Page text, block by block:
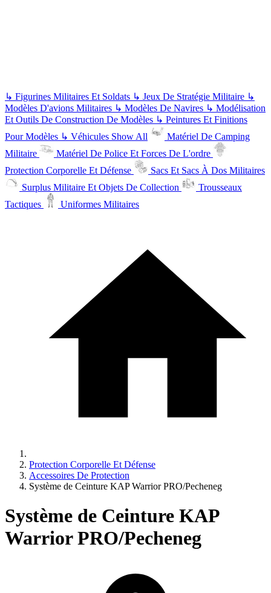
↳ Figurines Militaires Et Soldats ↳ Jeux De Stratégie Militaire ↳
Modèles D'avions Militaires ↳ Modèles De Navires ↳ Modélisation
Et Outils De Construction De Modèles ↳ Peintures Et Finitions
Pour Modèles ↳ Véhicules Show All
Matériel De Camping
Militaire
Matériel De Police Et Forces De L'ordre
Protection Corporelle Et Défense
Sacs Et Sacs À Dos Militaires
Surplus Militaire Et Objets De Collection
Trousseaux
Tactiques
Uniformes Militaires
Protection Corporelle Et Défense
Accessoires De Protection
Système de Ceinture KAP Warrior PRO/Pecheneg
Système de Ceinture KAP
Warrior PRO/Pecheneg